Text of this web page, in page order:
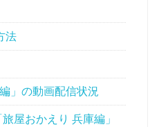
法
」の動画配信状況
屋おかえり 兵庫編」